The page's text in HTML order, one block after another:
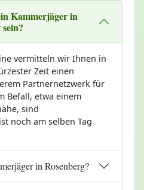
Kammerjäger in
vermitteln wir Ihnen in
Zeit einen
Partnernetzwerk für
Befall, etwa einem
sind
noch am selben Tag
in Rosenberg?